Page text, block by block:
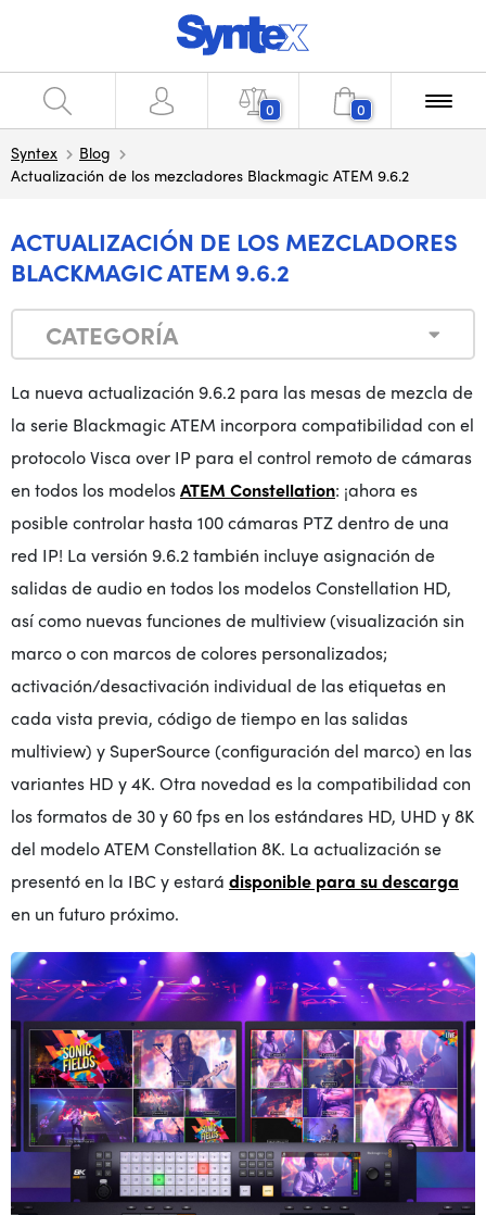
0 0
Syntex
Blog
Actualización de los mezcladores Blackmagic ATEM 9.6.2
ACTUALIZACIÓN DE LOS MEZCLADORES
BLACKMAGIC ATEM 9.6.2
CATEGORÍA
La nueva actualización 9.6.2 para las mesas de mezcla de
la serie Blackmagic ATEM incorpora compatibilidad con el
protocolo Visca over IP para el control remoto de cámaras
en todos los modelosATEM Constellation: ¡ahora es
posible controlar hasta 100 cámaras PTZ dentro de una
red IP! La versión 9.6.2 también incluye asignación de
salidas de audio en todos los modelos Constellation HD,
así como nuevas funciones de multiview (visualización sin
marco o con marcos de colores personalizados;
activación/desactivación individual de las etiquetas en
cada vista previa, código de tiempo en las salidas
multiview) y SuperSource (configuración del marco) en las
variantes HD y 4K. Otra novedad es la compatibilidad con
los formatos de 30 y 60 fps en los estándares HD, UHD y 8K
del modelo ATEM Constellation 8K. La actualización se
presentó en la IBC y estará disponible para su descarga
en un futuro próximo.